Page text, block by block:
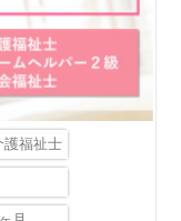
護福祉士